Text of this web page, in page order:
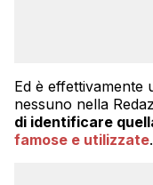
Ed è effettivamente
nessuno nella
di identificare
famose e utilizzate.